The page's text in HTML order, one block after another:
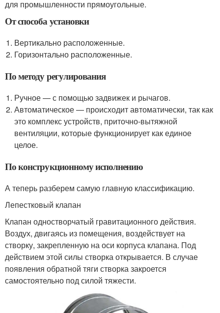
для промышленности прямоугольные.
От способа установки
Вертикально расположенные.
Горизонтально расположенные.
По методу регулирования
Ручное — с помощью задвижек и рычагов.
Автоматическое — происходит автоматически, так как
это комплекс устройств, приточно-вытяжной
вентиляции, которые функционирует как единое
целое.
По конструкционному исполнению
А теперь разберем самую главную классификацию.
Лепестковый клапан
Клапан одностворчатый гравитационного действия.
Воздух, двигаясь из помещения, воздействует на
створку, закрепленную на оси корпуса клапана. Под
действием этой силы створка открывается. В случае
появления обратной тяги створка закроется
самостоятельно под силой тяжести.